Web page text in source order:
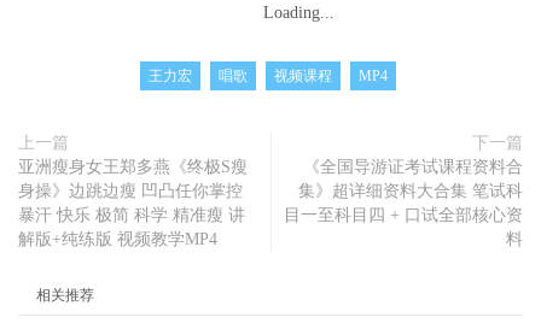
Loading...
王力宏 唱歌 视频课程 MP4
上一篇
亚洲瘦身女王郑多燕《终极S瘦
身操》边跳边瘦 凹凸任你掌控
暴汗 快乐 极简 科学 精准瘦 讲
解版+纯练版 视频教学MP4
下一篇
《全国导游证考试课程资料合
集》超详细资料大合集 笔试科
目一至科目四 + 口试全部核心资
料
相关推荐